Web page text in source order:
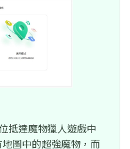
抵達魔物獵人遊戲中
圖中的超強魔物，而